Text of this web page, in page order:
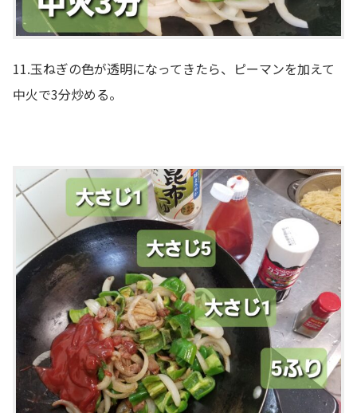
11.玉ねぎの色が透明になってきたら、ピーマンを加えて
中火で3分炒める。